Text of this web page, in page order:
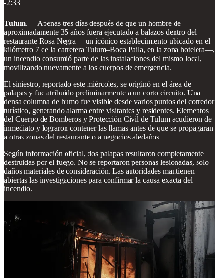
-2:33
Tulum.— Apenas tres días después de que un hombre de
aproximadamente 35 años fuera ejecutado a balazos dentro del
restaurante Rosa Negra —un icónico establecimiento ubicado en el
kilómetro 7 de la carretera Tulum–Boca Paila, en la zona hotelera—,
un incendio consumió parte de las instalaciones del mismo local,
movilizando nuevamente a los cuerpos de emergencia.
El siniestro, reportado este miércoles, se originó en el área de
palapas y fue atribuido preliminarmente a un corto circuito. Una
densa columna de humo fue visible desde varios puntos del corredor
turístico, generando alarma entre visitantes y residentes. Elementos
del Cuerpo de Bomberos y Protección Civil de Tulum acudieron de
inmediato y lograron contener las llamas antes de que se propagaran
a otras zonas del restaurante o a negocios aledaños.
Según información oficial, dos palapas resultaron completamente
destruidas por el fuego. No se reportaron personas lesionadas, solo
daños materiales de consideración. Las autoridades mantienen
abiertas las investigaciones para confirmar la causa exacta del
incendio.